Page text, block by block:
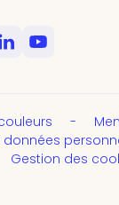
Gestion des